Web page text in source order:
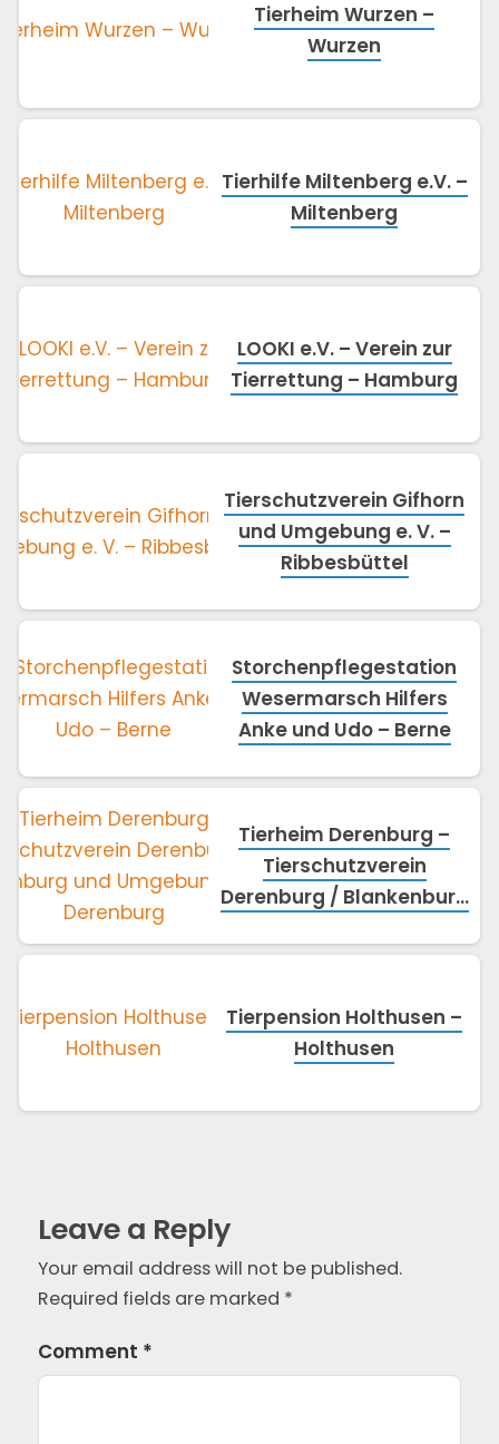
Tierheim Wurzen –
Wurzen
Tierhilfe Miltenberg e.V. –
Miltenberg
LOOKI e.V. – Verein zur
Tierrettung – Hamburg
Tierschutzverein Gifhorn
und Umgebung e. V. –
Ribbesbüttel
Storchenpflegestation
Wesermarsch Hilfers
Anke und Udo – Berne
Tierheim Derenburg –
Tierschutzverein
Derenburg / Blankenburg
Derenburg
Tierpension Holthusen –
Holthusen
Leave a Reply
Your email address will not be published.
Required fields are marked *
Comment *